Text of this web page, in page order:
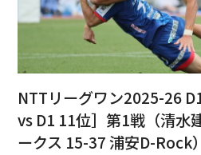
NTTリーグワン2025-26
vs D1 11位］第1戦（清水
ークス 15-37 浦安D-Rock）